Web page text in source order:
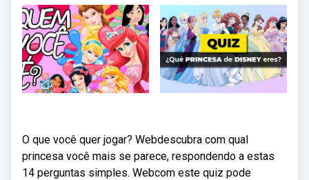
O que você quer jogar? Webdescubra com qual
princesa você mais se parece, respondendo a estas
14 perguntas simples. Webcom este quiz pode